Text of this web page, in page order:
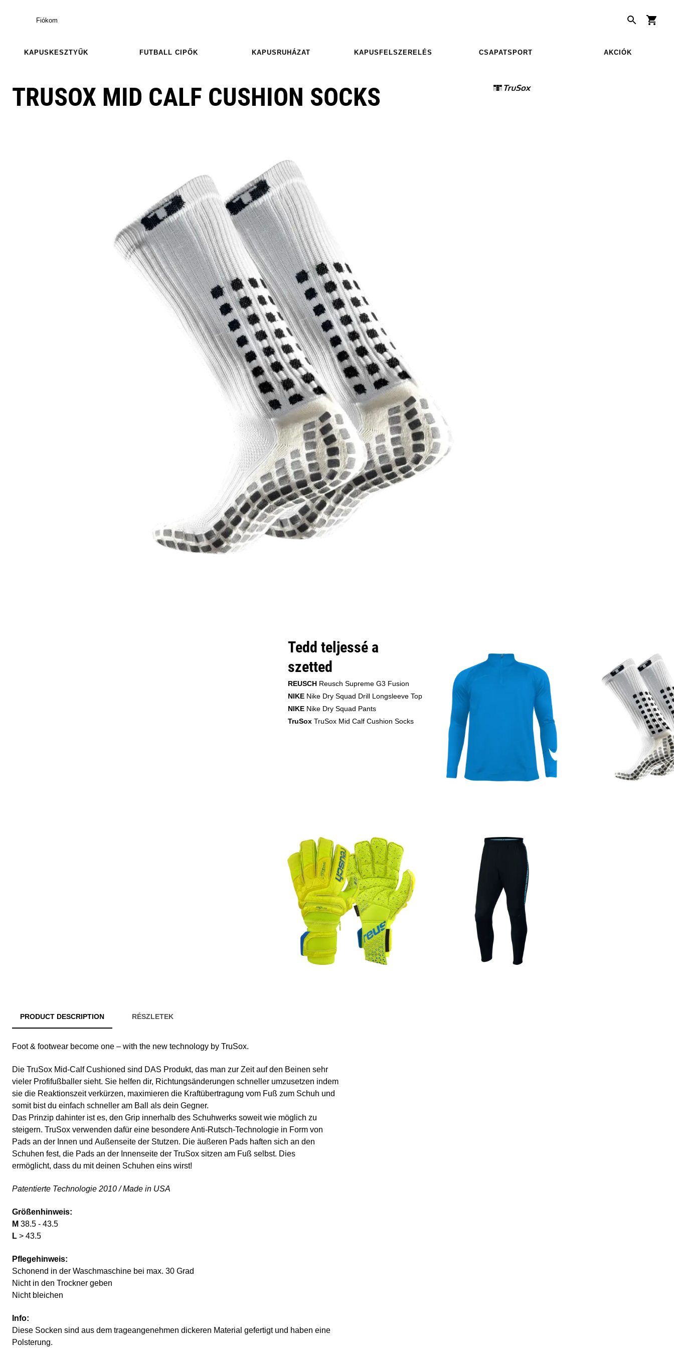
Fiókom
KAPUSKESZTYŰK FUTBALL CIPŐK KAPUSRUHÁZAT KAPUSFELSZERELÉS CSAPATSPORT AKCIÓK
TRUSOX MID CALF CUSHION SOCKS
Tedd teljessé a
szetted
REUSCH Reusch Supreme G3 Fusion
NIKE Nike Dry Squad Drill Longsleeve Top
NIKE Nike Dry Squad Pants
TruSox TruSox Mid Calf Cushion Socks
PRODUCT DESCRIPTION RÉSZLETEK
Foot & footwear become one – with the new technology by TruSox.
Die TruSox Mid-Calf Cushioned sind DAS Produkt, das man zur Zeit auf den Beinen sehr
vieler Profifußballer sieht. Sie helfen dir, Richtungsänderungen schneller umzusetzen indem
sie die Reaktionszeit verkürzen, maximieren die Kraftübertragung vom Fuß zum Schuh und
somit bist du einfach schneller am Ball als dein Gegner.
Das Prinzip dahinter ist es, den Grip innerhalb des Schuhwerks soweit wie möglich zu
steigern. TruSox verwenden dafür eine besondere Anti-Rutsch-Technologie in Form von
Pads an der Innen und Außenseite der Stutzen. Die äußeren Pads haften sich an den
Schuhen fest, die Pads an der Innenseite der TruSox sitzen am Fuß selbst. Dies
ermöglicht, dass du mit deinen Schuhen eins wirst!
Patentierte Technologie 2010 / Made in USA
Größenhinweis:
M 38.5 - 43.5
L > 43.5
Pflegehinweis:
Schonend in der Waschmaschine bei max. 30 Grad
Nicht in den Trockner geben
Nicht bleichen
Info:
Diese Socken sind aus dem trageangenehmen dickeren Material gefertigt und haben eine
Polsterung.